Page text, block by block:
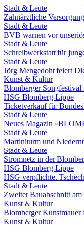
Stadt & Leute
Zahnärztliche
Stadt & Leute
BVB warnen vor
Stadt & Leute
Schreibwerkstatt für
Stadt & Leute
Jörg Mengedoht feiert
Kunst & Kultur
Blomberger Songfestival
HSG Blomberg-Lippe
Ticketverkauf für
Stadt & Leute
Neues Magazin
Stadt & Leute
Martiniturm und
Stadt & Leute
Stromnetz in der
HSG Blomberg-Lippe
HSG verpflichtet
Stadt & Leute
Zweiter Bauabschnitt
Kunst & Kultur
Blomberger Kunstmauer
Kunst & Kultur